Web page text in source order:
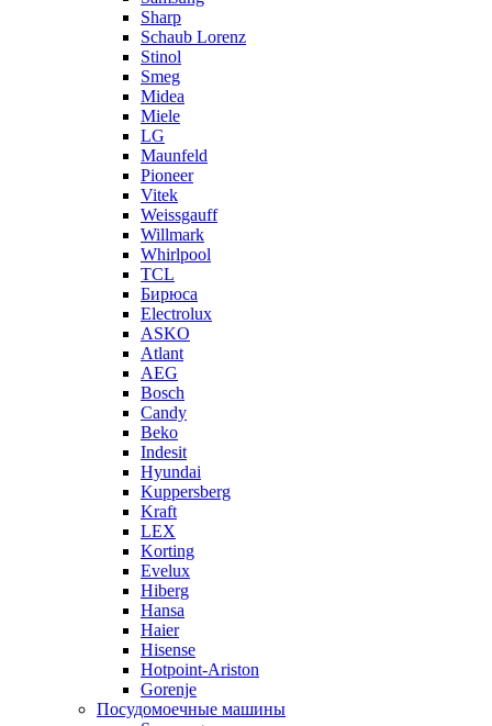
Sharp
Schaub Lorenz
Stinol
Smeg
Midea
Miele
LG
Maunfeld
Pioneer
Vitek
Weissgauff
Willmark
Whirlpool
TCL
Бирюса
Electrolux
ASKO
Atlant
AEG
Bosch
Candy
Beko
Indesit
Hyundai
Kuppersberg
Kraft
LEX
Korting
Evelux
Hiberg
Hansa
Haier
Hisense
Hotpoint-Ariston
Gorenje
Посудомоечные машины